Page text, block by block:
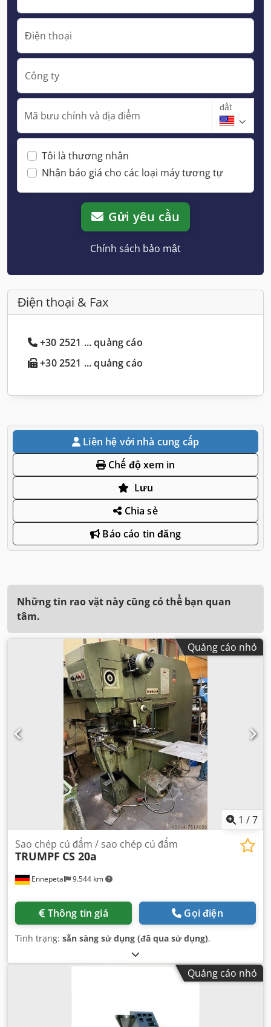
Điện thoại
Công ty
Mã bưu chính và địa điểm
đất
Tôi là thương nhân
Nhận báo giá cho các loại máy tương tự
Gửi yêu cầu
Chính sách bảo mật
Điện thoại & Fax
+30 2521 ... quảng cáo
+30 2521 ... quảng cáo
Liên hệ với nhà cung cấp
Chế độ xem in
Lưu
Chia sẻ
Báo cáo tin đăng
Những tin rao vặt này cũng có thể bạn quan
tâm.
Quảng cáo nhỏ
1 /7
Ennepetal 9.544 km
Sao chép cú đấm / sao chép cú đấm
TRUMPF CS 20a
Thông tin giá Gọi điện
Tình trạng: sẵn sàng sử dụng (đã qua sử dụng),
Quảng cáo nhỏ